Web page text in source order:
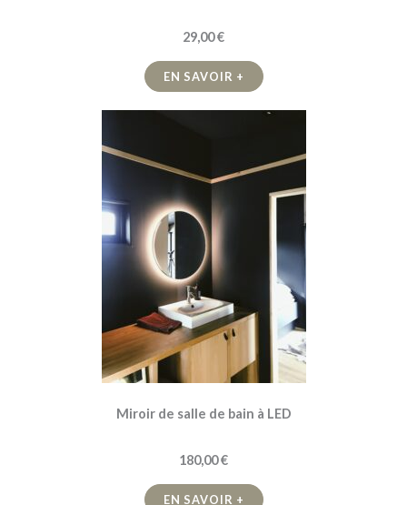
29,00 €
EN SAVOIR +
Miroir de salle de bain à LED
180,00 €
EN SAVOIR +